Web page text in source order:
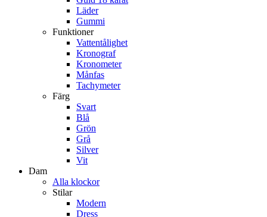
Läder
Gummi
Funktioner
Vattentålighet
Kronograf
Kronometer
Månfas
Tachymeter
Färg
Svart
Blå
Grön
Grå
Silver
Vit
Dam
Alla klockor
Stilar
Modern
Dress